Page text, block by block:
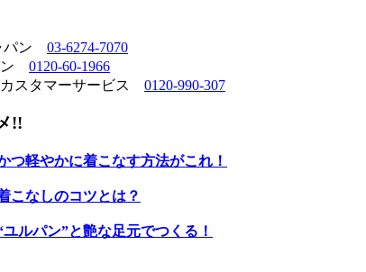
パン 03-6274-7070
ン 0120-60-1966
スタマーサービス 0120-990-307
!!
つ軽やかに着こなす方法がこれ！
こなしのコツとは？
ルパン”と艶な足元でつくる！